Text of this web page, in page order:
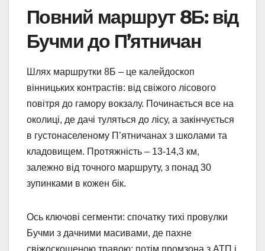
Повний маршрут 8Б: від
Бучми до П’ятничан
Шлях маршрутки 8Б – це калейдоскоп
вінницьких контрастів: від свіжого лісового
повітря до гамору вокзалу. Починається все на
околиці, де дачі туляться до лісу, а закінчується
в густонаселеному П’ятничанах з школами та
кладовищем. Протяжність – 13-14,3 км,
залежно від точного маршруту, з понад 30
зупинками в кожен бік.
Ось ключові сегменти: спочатку тихі провулки
Бучми з дачними масивами, де пахне
свіжоскошеною травою; потім промзона з АТП і